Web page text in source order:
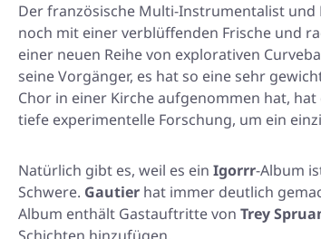
Der französische Multi-Instrumentalist und
noch mit einer verblüffenden Frische und
einer neuen Reihe von explorativen
seine Vorgänger, es hat so eine sehr
Chor in einer Kirche aufgenommen hat,
tiefe experimentelle Forschung, um ein
Natürlich gibt es, weil es ein Igorrr-Album
Schwere. Gautier hat immer deutlich
Album enthält Gastauftritte von Trey